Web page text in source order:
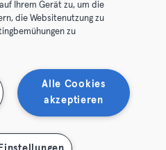
GmbH. All rights reserved.
Hier Verträge widerrufen
Ihrem Gerät zu, um die
die Websitenutzung zu
zu
Alle Cookies
akzeptieren